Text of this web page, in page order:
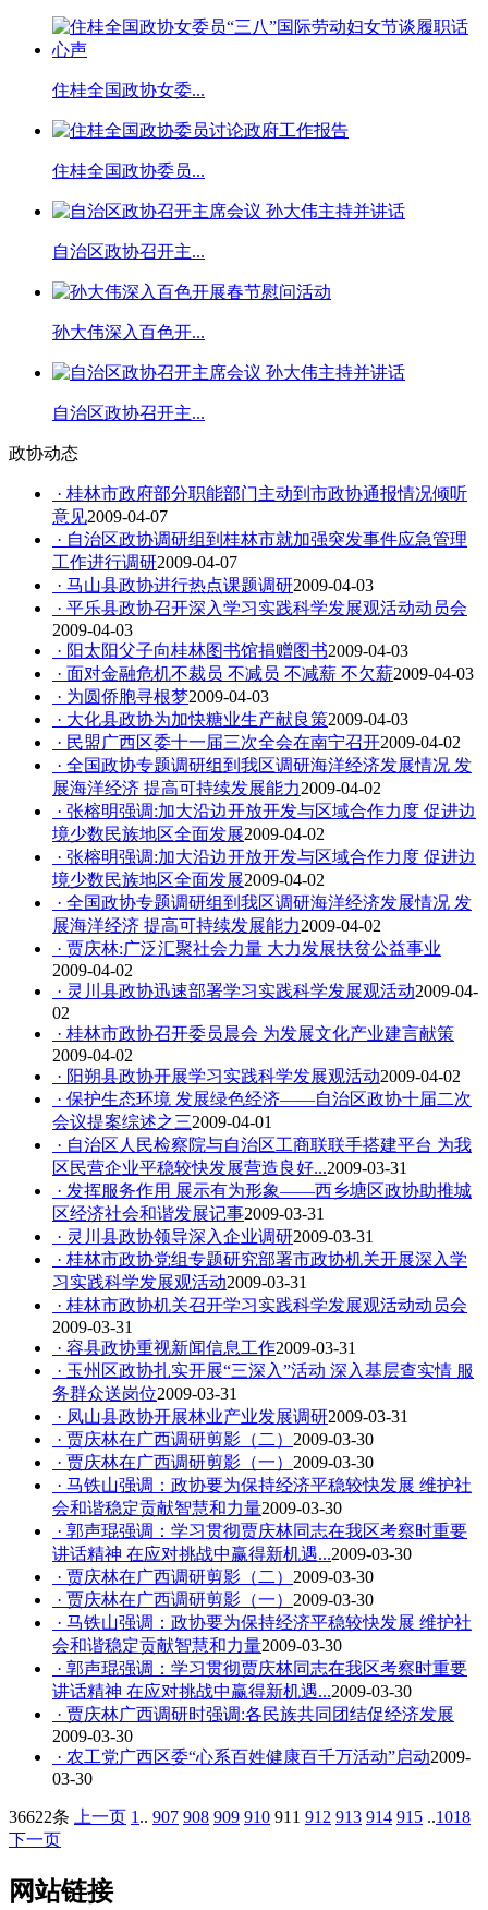
住桂全国政协女委...
住桂全国政协委员...
自治区政协召开主...
孙大伟深入百色开...
自治区政协召开主...
政协动态
· 桂林市政府部分职能部门主动到市政协通报情况倾听
意见2009-04-07
· 自治区政协调研组到桂林市就加强突发事件应急管理
工作进行调研2009-04-07
· 马山县政协进行热点课题调研2009-04-03
· 平乐县政协召开深入学习实践科学发展观活动动员会
2009-04-03
· 阳太阳父子向桂林图书馆捐赠图书2009-04-03
· 面对金融危机不裁员 不减员 不减薪 不欠薪2009-04-03
· 为圆侨胞寻根梦2009-04-03
· 大化县政协为加快糖业生产献良策2009-04-03
· 民盟广西区委十一届三次全会在南宁召开2009-04-02
· 全国政协专题调研组到我区调研海洋经济发展情况 发
展海洋经济 提高可持续发展能力2009-04-02
· 张榕明强调:加大沿边开放开发与区域合作力度 促进边
境少数民族地区全面发展2009-04-02
· 张榕明强调:加大沿边开放开发与区域合作力度 促进边
境少数民族地区全面发展2009-04-02
· 全国政协专题调研组到我区调研海洋经济发展情况 发
展海洋经济 提高可持续发展能力2009-04-02
· 贾庆林:广泛汇聚社会力量 大力发展扶贫公益事业
2009-04-02
· 灵川县政协迅速部署学习实践科学发展观活动2009-04-
02
· 桂林市政协召开委员晨会 为发展文化产业建言献策
2009-04-02
· 阳朔县政协开展学习实践科学发展观活动2009-04-02
· 保护生态环境 发展绿色经济——自治区政协十届二次
会议提案综述之三2009-04-01
· 自治区人民检察院与自治区工商联联手搭建平台 为我
区民营企业平稳较快发展营造良好...2009-03-31
· 发挥服务作用 展示有为形象——西乡塘区政协助推城
区经济社会和谐发展记事2009-03-31
· 灵川县政协领导深入企业调研2009-03-31
· 桂林市政协党组专题研究部署市政协机关开展深入学
习实践科学发展观活动2009-03-31
· 桂林市政协机关召开学习实践科学发展观活动动员会
2009-03-31
· 容县政协重视新闻信息工作2009-03-31
· 玉州区政协扎实开展“三深入”活动 深入基层查实情 服
务群众送岗位2009-03-31
· 凤山县政协开展林业产业发展调研2009-03-31
· 贾庆林在广西调研剪影（二） 2009-03-30
· 贾庆林在广西调研剪影（一） 2009-03-30
· 马铁山强调：政协要为保持经济平稳较快发展 维护社
会和谐稳定贡献智慧和力量2009-03-30
· 郭声琨强调：学习贯彻贾庆林同志在我区考察时重要
讲话精神 在应对挑战中赢得新机遇...2009-03-30
· 贾庆林在广西调研剪影（二） 2009-03-30
· 贾庆林在广西调研剪影（一） 2009-03-30
· 马铁山强调：政协要为保持经济平稳较快发展 维护社
会和谐稳定贡献智慧和力量2009-03-30
· 郭声琨强调：学习贯彻贾庆林同志在我区考察时重要
讲话精神 在应对挑战中赢得新机遇...2009-03-30
· 贾庆林广西调研时强调:各民族共同团结促经济发展
2009-03-30
· 农工党广西区委“心系百姓健康百千万活动”启动2009-
03-30
36622条 上一页 1 .. 907 908 909 910 911 912 913 914 915 ..1018
下一页
网站链接